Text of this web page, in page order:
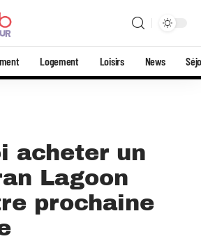
Logement Loisirs News
acheter un
Lagoon
prochaine